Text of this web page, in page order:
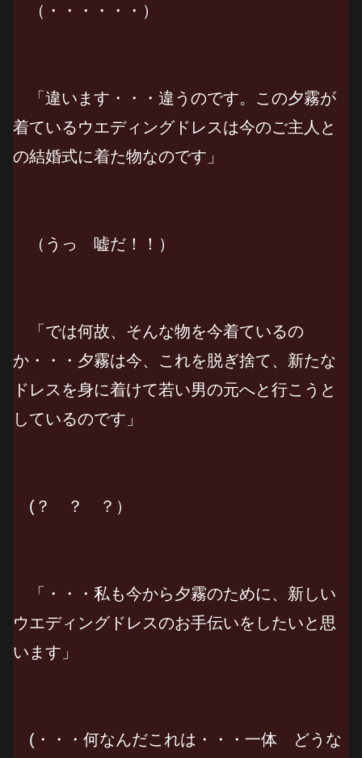
（・・・・・・）
「違います・・・違うのです。この夕霧が
着ているウエディングドレスは今のご主人と
の結婚式に着た物なのです」
（うっ 嘘だ！！）
「では何故、そんな物を今着ているの
か・・・夕霧は今、これを脱ぎ捨て、新たな
ドレスを身に着けて若い男の元へと行こうと
しているのです」
(？ ？ ？）
「・・・私も今から夕霧のために、新しい
ウエディングドレスのお手伝いをしたいと思
います」
(・・・何なんだこれは・・・一体 どうな